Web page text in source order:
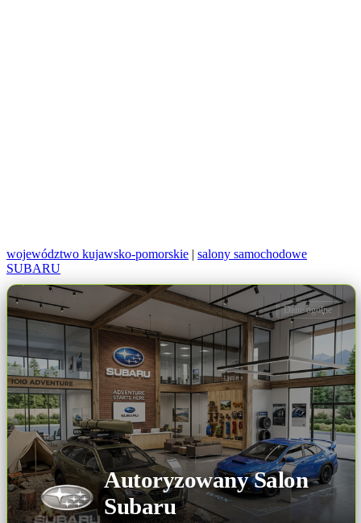
województwo kujawsko-pomorskie | salony samochodowe
SUBARU
Autoryzowany Salon
Subaru
Dane ogólne